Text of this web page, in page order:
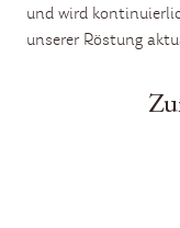
und wird
unserer Röstung